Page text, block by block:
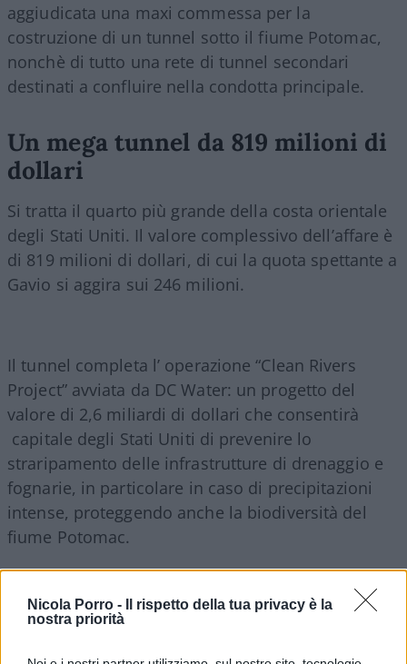
Nicola Porro -
Il rispetto della tua privacy è la
nostra priorità
aggiudicata una maxi commessa per la
costruzione di un tunnel sotto il fiume Potomac,
nonchè di tutto una rete di tunnel secondari
destinati a confluire nella condotta principale.
Un mega tunnel da 819 milioni di
dollari
Si tratta il quarto più grande della costa orientale
degli Stati Uniti. Il valore complessivo dell’affare è
di 819 milioni di dollari, di cui la quota spettante a
Gavio si aggira sui 246 milioni.
Il tunnel completa l’ operazione “Clean Rivers
Project” avviata da DC Water: un progetto del
valore di 2,6 miliardi di dollari che consentirà
capitale degli Stati Uniti di prevenire lo
straripamento delle infrastrutture di drenaggio e
fognarie, in particolare in caso di precipitazioni
intense, proteggendo anche la biodiversità del
fiume Potomac.
Il progetto è stato affidato al consorzio Cbna,
partecipato al 30% dal gruppo italiano attraverso